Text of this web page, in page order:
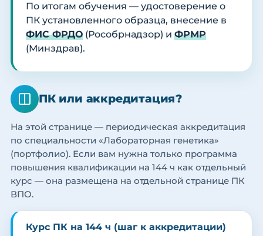
По итогам обучения — удостоверение о
ПК установленного образца, внесение в
ФИС ФРДО (Рособрнадзор) и ФРМР
(Минздрав).
ПК или аккредитация?
На этой странице — периодическая аккредитация
по специальности «Лабораторная генетика»
(портфолио). Если вам нужна только программа
повышения квалификации на 144 ч как отдельный
курс — она размещена на отдельной странице ПК
ВПО.
Курс ПК на 144 ч (шаг к аккредитации)